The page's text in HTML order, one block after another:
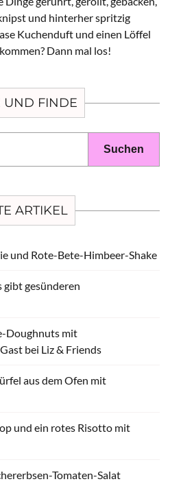
und hinterher spritzig
Kuchenduft und einen Löffel
Dann mal los!
UND FINDE
ARTIKEL
und Rote-Bete-Himbeer-Shake
gibt gesünderen
Doughnuts mit
bei Liz & Friends
aus dem Ofen mit
und ein rotes Risotto mit
Tomaten-Salat